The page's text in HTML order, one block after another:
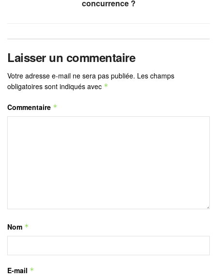
concurrence ?
Laisser un commentaire
Votre adresse e-mail ne sera pas publiée. Les champs
obligatoires sont indiqués avec *
Commentaire *
Nom *
E-mail *